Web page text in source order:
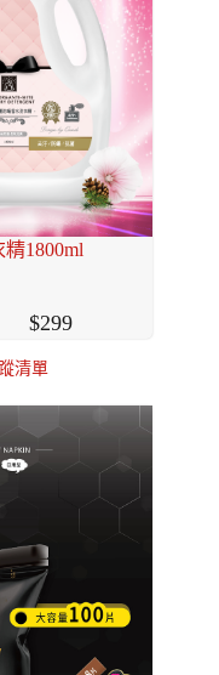
1800ml
299
清單